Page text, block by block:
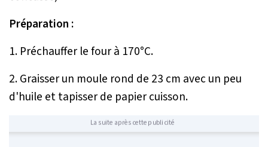
Préparation :
1. Préchauffer le four à 170°C.
2. Graisser un moule rond de 23 cm avec un peu
d'huile et tapisser de papier cuisson.
La suite après cette publicité